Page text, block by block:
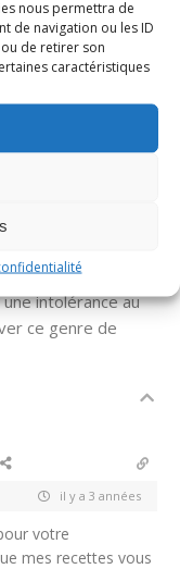
nous permettra de
de navigation ou les ID
de retirer son
caractéristiques
journée Julia!
salé de votre
un grand merci
intolérance au
ce genre de
il y a 3 années
votre
mes recettes vous